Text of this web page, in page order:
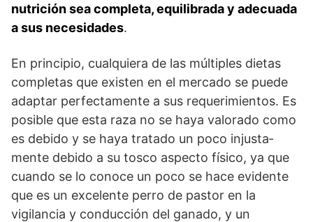
nutrición sea completa, equilibrada y adecua­da
a sus necesidades.
En principio, cualquiera de las múltiples dietas
completas que existen en el mercado se puede
adaptar perfectamente a sus requerimientos. Es
posible que esta raza no se haya valorado como
es debido y se haya tratado un poco injusta­
mente debido a su tosco aspecto físico, ya que
cuando se lo conoce un poco se hace evidente
que es un excelente perro de pastor en la
vigilancia y conducción del ganado, y un